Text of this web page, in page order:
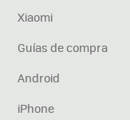
Xiaomi
Guías de compra
Android
iPhone